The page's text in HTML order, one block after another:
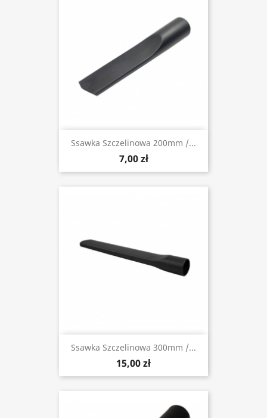
Ssawka Szczelinowa 200mm /...
7,00 zł
Ssawka Szczelinowa 300mm /...
15,00 zł